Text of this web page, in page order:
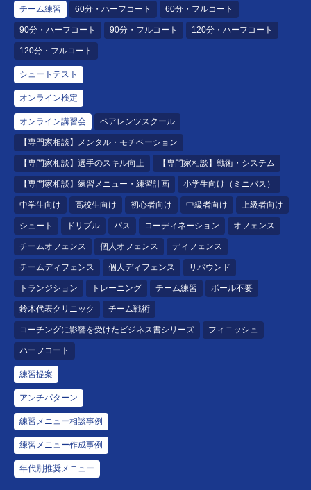
チーム練習 60分・ハーフコート 60分・フルコート
90分・ハーフコート 90分・フルコート 120分・ハーフコート
120分・フルコート
シュートテスト
オンライン検定
オンライン講習会 ペアレンツスクール
【専門家相談】メンタル・モチベーション
【専門家相談】選手のスキル向上 【専門家相談】戦術・システム
【専門家相談】練習メニュー・練習計画 小学生向け（ミニバス）
中学生向け 高校生向け 初心者向け 中級者向け 上級者向け
シュート ドリブル パス コーディネーション オフェンス
チームオフェンス 個人オフェンス ディフェンス
チームディフェンス 個人ディフェンス リバウンド
トランジション トレーニング チーム練習 ボール不要
鈴木代表クリニック チーム戦術
コーチングに影響を受けたビジネス書シリーズ フィニッシュ
ハーフコート
練習提案
アンチパターン
練習メニュー相談事例
練習メニュー作成事例
年代別推奨メニュー